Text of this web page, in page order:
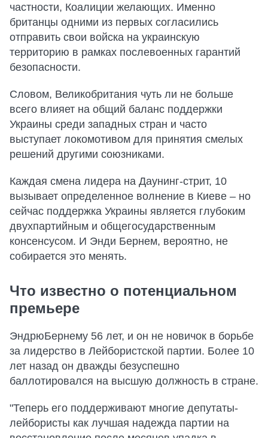
частности, Коалиции желающих. Именно
британцы одними из первых согласились
отправить свои войска на украинскую
территорию в рамках послевоенных гарантий
безопасности.
Словом, Великобритания чуть ли не больше
всего влияет на общий баланс поддержки
Украины среди западных стран и часто
выступает локомотивом для принятия смелых
решений другими союзниками.
Каждая смена лидера на Даунинг-стрит, 10
вызывает определенное волнение в Киеве – но
сейчас поддержка Украины является глубоким
двухпартийным и общегосударственным
консенсусом. И Энди Бернем, вероятно, не
собирается это менять.
Что известно о потенциальном
премьере
ЭндрюБернему 56 лет, и он не новичок в борьбе
за лидерство в Лейбористской партии. Более 10
лет назад он дважды безуспешно
баллотировался на высшую должность в стране.
"Теперь его поддерживают многие депутаты-
лейбористы как лучшая надежда партии на